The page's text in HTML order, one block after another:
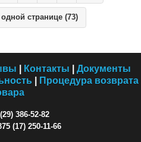
странице (73)
Контакты
Документы
Процедура возврата
386-52-82
(17) 250-11-66